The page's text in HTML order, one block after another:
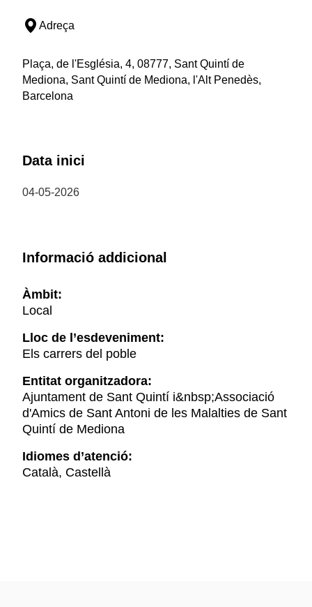
Adreça
Plaça, de l'Església, 4, 08777, Sant Quintí de
Mediona, Sant Quintí de Mediona, l'Alt Penedès,
Barcelona
Data inici
04-05-2026
Informació addicional
Àmbit:
Local
Lloc de l’esdeveniment:
Els carrers del poble
Entitat organitzadora:
Ajuntament de Sant Quintí i&nbsp;Associació
d'Amics de Sant Antoni de les Malalties de Sant
Quintí de Mediona
Idiomes d’atenció:
Català, Castellà